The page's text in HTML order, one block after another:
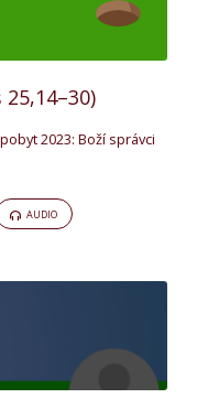
2023: Boží správci
AUDIO